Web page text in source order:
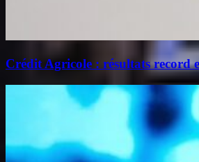
Crédit Agricole : résultats record